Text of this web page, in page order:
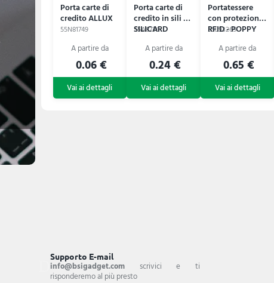
Porta carte di
credito ALLUX
55N81749
0.06 €
Porta carte di
credito in sili -
SILICARD
55A8736
0.24 €
Portatessere
con protezione
RFID - POPPY
55L93265
0.65 €
Supporto E-mail
info@bsigadget.comscrivici e ti
risponderemo al più presto